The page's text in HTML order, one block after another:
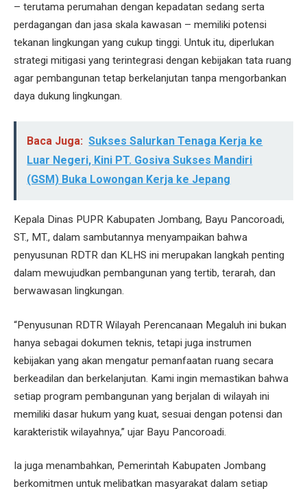
– terutama perumahan dengan kepadatan sedang serta
perdagangan dan jasa skala kawasan – memiliki potensi
tekanan lingkungan yang cukup tinggi. Untuk itu, diperlukan
strategi mitigasi yang terintegrasi dengan kebijakan tata ruang
agar pembangunan tetap berkelanjutan tanpa mengorbankan
daya dukung lingkungan.
Baca Juga: Sukses Salurkan Tenaga Kerja ke
Luar Negeri, Kini PT. Gosiva Sukses Mandiri
(GSM) Buka Lowongan Kerja ke Jepang
Kepala Dinas PUPR Kabupaten Jombang, Bayu Pancoroadi,
ST., MT., dalam sambutannya menyampaikan bahwa
penyusunan RDTR dan KLHS ini merupakan langkah penting
dalam mewujudkan pembangunan yang tertib, terarah, dan
berwawasan lingkungan.
“Penyusunan RDTR Wilayah Perencanaan Megaluh ini bukan
hanya sebagai dokumen teknis, tetapi juga instrumen
kebijakan yang akan mengatur pemanfaatan ruang secara
berkeadilan dan berkelanjutan. Kami ingin memastikan bahwa
setiap program pembangunan yang berjalan di wilayah ini
memiliki dasar hukum yang kuat, sesuai dengan potensi dan
karakteristik wilayahnya,” ujar Bayu Pancoroadi.
Ia juga menambahkan, Pemerintah Kabupaten Jombang
berkomitmen untuk melibatkan masyarakat dalam setiap